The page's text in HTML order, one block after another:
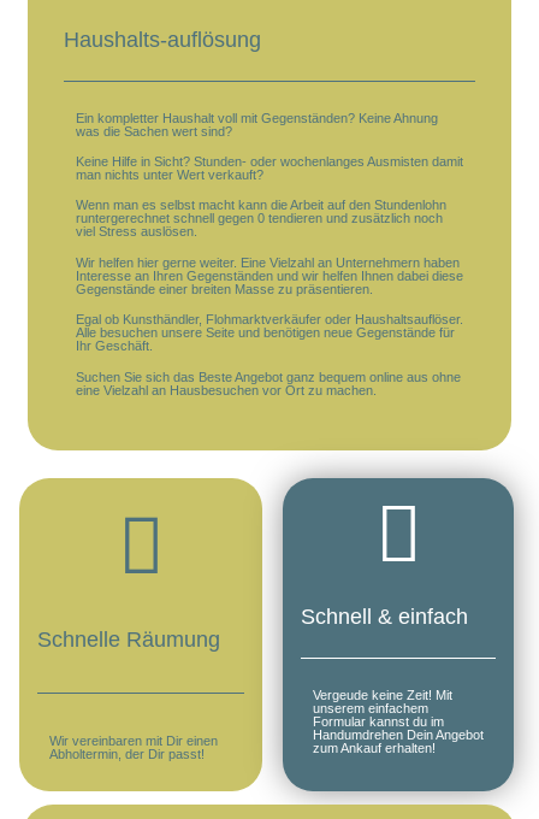
Haushalts-auflösung
Ein kompletter Haushalt voll mit Gegenständen? Keine Ahnung
was die Sachen wert sind?
Keine Hilfe in Sicht? Stunden- oder wochenlanges Ausmisten damit
man nichts unter Wert verkauft?
Wenn man es selbst macht kann die Arbeit auf den Stundenlohn
runtergerechnet schnell gegen 0 tendieren und zusätzlich noch
viel Stress auslösen.
Wir helfen hier gerne weiter. Eine Vielzahl an Unternehmern haben
Interesse an Ihren Gegenständen und wir helfen Ihnen dabei diese
Gegenstände einer breiten Masse zu präsentieren.
Egal ob Kunsthändler, Flohmarktverkäufer oder Haushaltsauflöser.
Alle besuchen unsere Seite und benötigen neue Gegenstände für
Ihr Geschäft.
Suchen Sie sich das Beste Angebot ganz bequem online aus ohne
eine Vielzahl an Hausbesuchen vor Ort zu machen.
Schnelle Räumung
Wir vereinbaren mit Dir einen
Abholtermin, der Dir passt!
Schnell & einfach
Vergeude keine Zeit! Mit
unserem einfachem
Formular kannst du im
Handumdrehen Dein Angebot
zum Ankauf erhalten!